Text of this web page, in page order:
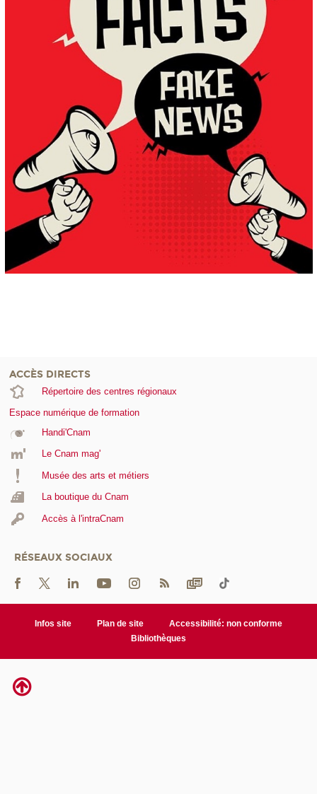
ACCÈS DIRECTS
Répertoire des centres régionaux
Espace numérique de formation
Handi'Cnam
Le Cnam mag'
Musée des arts et métiers
La boutique du Cnam
Accès à l'intraCnam
RÉSEAUX SOCIAUX
Infos site Plan de site
Accessibilité: non conforme
Bibliothèques